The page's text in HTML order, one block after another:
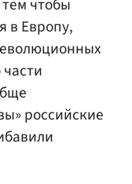
чтобы
в Европу,
российские